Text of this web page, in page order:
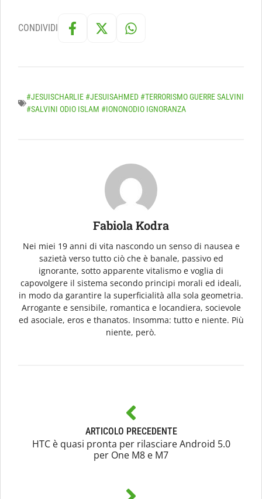
CONDIVIDI
#JESUISCHARLIE #JESUISAHMED #TERRORISMO GUERRE SALVINI
#SALVINI ODIO ISLAM #IONONODIO IGNORANZA
Fabiola Kodra
Nei miei 19 anni di vita nascondo un senso di nausea e
sazietà verso tutto ciò che è banale, passivo ed
ignorante, sotto apparente vitalismo e voglia di
capovolgere il sistema secondo principi morali ed ideali,
in modo da garantire la superficialità alla sola geometria.
Arrogante e sensibile, romantica e locandiera, socievole
ed asociale, eros e thanatos. Insomma: tutto e niente. Più
niente, però.
ARTICOLO PRECEDENTE
HTC è quasi pronta per rilasciare Android 5.0
per One M8 e M7